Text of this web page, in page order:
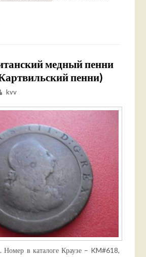
медный пенни
пенни)
kvv
в каталоге Краузе – KM#618,